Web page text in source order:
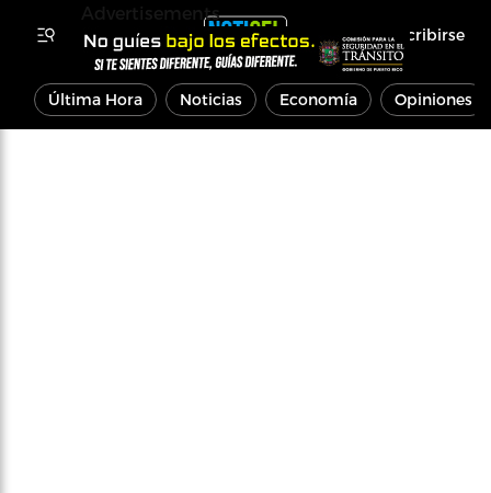
Inscribirse
Última Hora Noticias Economía Opiniones
Advertisements